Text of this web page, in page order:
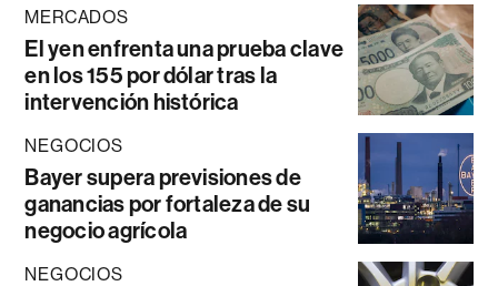
MERCADOS
El yen enfrenta una prueba clave
en los 155 por dólar tras la
intervención histórica
NEGOCIOS
Bayer supera previsiones de
ganancias por fortaleza de su
negocio agrícola
NEGOCIOS